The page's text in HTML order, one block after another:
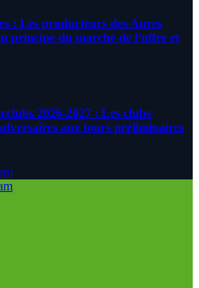
: Les producteurs des Aures
principe du marché de l’offre et
2026-2027 : Les clubs
aux tours préliminaires